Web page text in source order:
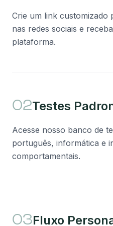
Crie um link customizado
nas redes sociais e
plataforma.
02Testes
Acesse nosso banco de
português, informática e
comportamentais.
03Fluxo